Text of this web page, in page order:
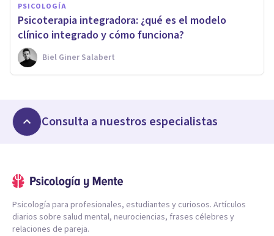
PSICOLOGÍA
Psicoterapia integradora: ¿qué es el modelo
clínico integrado y cómo funciona?
Biel Giner Salabert
Consulta a nuestros especialistas
Psicología para profesionales, estudiantes y curiosos. Artículos
diarios sobre salud mental, neurociencias, frases célebres y
relaciones de pareja.